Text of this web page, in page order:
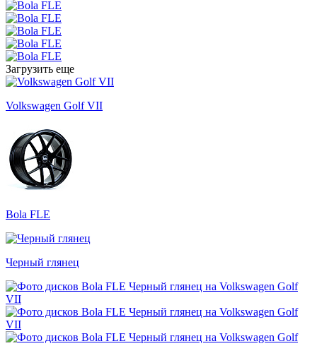
Загрузить еще
Volkswagen Golf VII
Bola FLE
Черный глянец